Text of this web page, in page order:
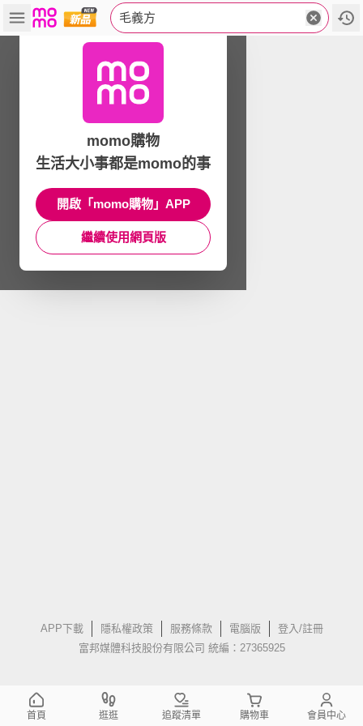
毛義方
APP下載 隱私權政策 服務條款 電腦版
登入/註冊
富邦媒體科技股份有限公司 統編：27365925
momo購物
生活大小事都是momo的事
開啟「momo購物」APP
繼續使用網頁版
首頁 逛逛 追蹤清單 購物車 會員中心